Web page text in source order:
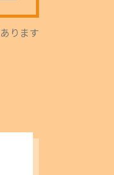
ります